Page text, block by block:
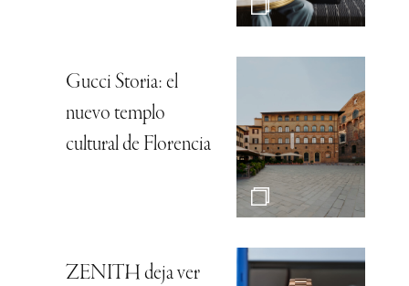
Gucci Storia: el
nuevo templo
cultural de Florencia
ZENITH deja ver